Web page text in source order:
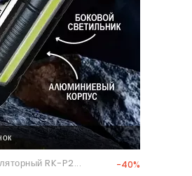
RK-P2... -40%